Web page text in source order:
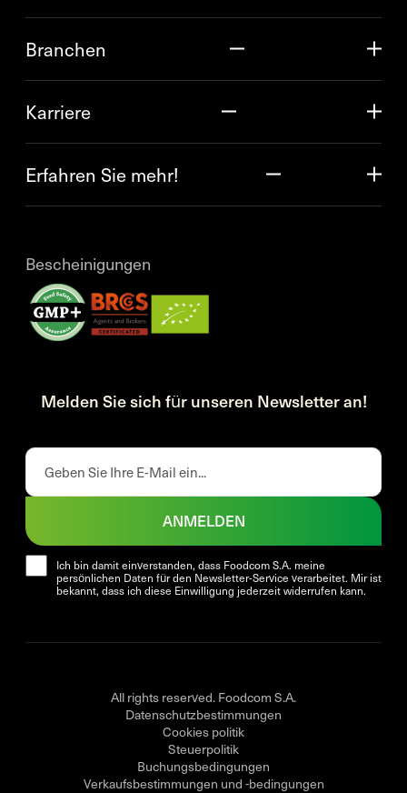
Branchen
Karriere
Erfahren Sie mehr!
Bescheinigungen
Melden Sie sich für unseren Newsletter an!
Ich bin damit einverstanden, dass Foodcom S.A. meine
persönlichen Daten für den Newsletter-Service verarbeitet. Mir ist
bekannt, dass ich diese Einwilligung jederzeit widerrufen kann.
ANMELDEN
All rights reserved. Foodcom S.A.
Datenschutzbestimmungen
Cookies politik
Steuerpolitik
Buchungsbedingungen
Verkaufsbestimmungen und -bedingungen